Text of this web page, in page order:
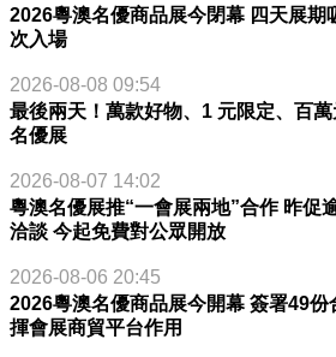
2026粵澳名優商品展今閉幕 四天展期
次入場
2026-08-08 09:54
最後兩天！萬款好物、1 元限定、百
名優展
2026-08-07 14:02
粵澳名優展推“一會展兩地”合作 昨促
洽談 今起免費對公眾開放
2026-08-06 20:45
2026粵澳名優商品展今開幕 簽署49份
揮會展商貿平台作用